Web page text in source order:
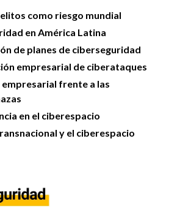
como riesgo mundial
en América Latina
de planes de ciberseguridad
empresarial de ciberataques
empresarial frente a las
en el ciberespacio
y el ciberespacio